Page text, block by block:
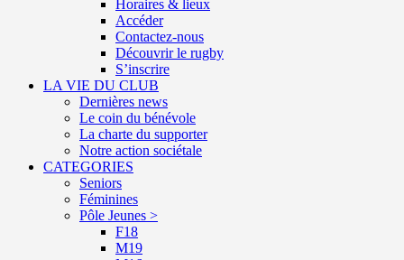
Horaires & lieux
Accéder
Contactez-nous
Découvrir le rugby
S’inscrire
LA VIE DU CLUB
Dernières news
Le coin du bénévole
La charte du supporter
Notre action sociétale
CATEGORIES
Seniors
Féminines
Pôle Jeunes >
F18
M19